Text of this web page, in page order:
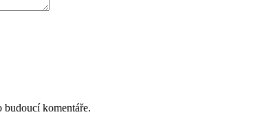
komentáře.